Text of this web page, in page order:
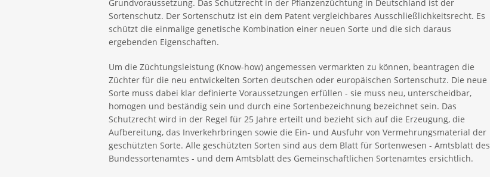
Grundvoraussetzung. Das Schutzrecht in der Pflanzenzüchtung in Deutschland ist der
Sortenschutz. Der Sortenschutz ist ein dem Patent vergleichbares Ausschließlichkeitsrecht. Es
schützt die einmalige genetische Kombination einer neuen Sorte und die sich daraus
ergebenden Eigenschaften.
Um die Züchtungsleistung (Know-how) angemessen vermarkten zu können, beantragen die
Züchter für die neu entwickelten Sorten deutschen oder europäischen Sortenschutz. Die neue
Sorte muss dabei klar definierte Voraussetzungen erfüllen - sie muss neu, unterscheidbar,
homogen und beständig sein und durch eine Sortenbezeichnung bezeichnet sein. Das
Schutzrecht wird in der Regel für 25 Jahre erteilt und bezieht sich auf die Erzeugung, die
Aufbereitung, das Inverkehrbringen sowie die Ein- und Ausfuhr von Vermehrungsmaterial der
geschützten Sorte. Alle geschützten Sorten sind aus dem Blatt für Sortenwesen - Amtsblatt des
Bundessortenamtes - und dem Amtsblatt des Gemeinschaftlichen Sortenamtes ersichtlich.